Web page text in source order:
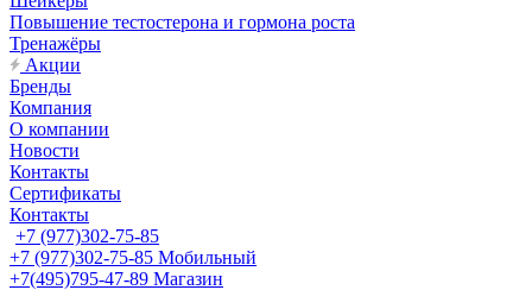
Повышение тестостерона и гормона роста
Тренажёры
Акции
Бренды
Компания
О компании
Новости
Контакты
Сертификаты
Контакты
+7 (977)302-75-85
+7 (977)302-75-85 Мобильный
+7(495)795-47-89 Магазин